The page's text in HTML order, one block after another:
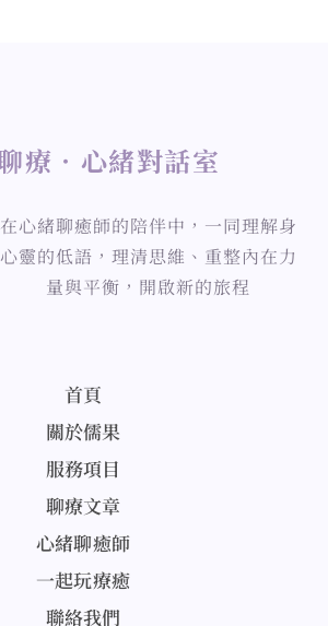
療．心緒對話室
在心緒聊癒師的陪伴中，一同理解身
心靈的低語，理清思維、重整內在力
量與平衡，開啟新的旅程
首頁
關於儒果
服務項目
聊療文章
心緒聊癒師
一起玩療癒
聯絡我們